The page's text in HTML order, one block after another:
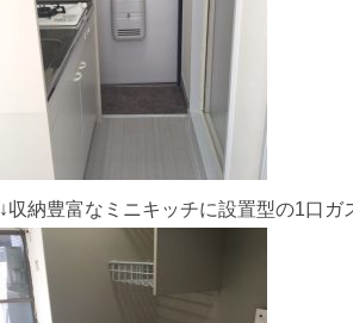
↓収納豊富なミニキッチに設置型の1口ガ